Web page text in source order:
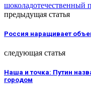
шоколадотечественный
предыдущая статья
Россия наращивает
следующая статья
Наша и точка: Путин
городом